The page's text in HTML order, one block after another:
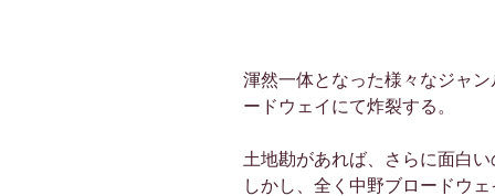
渾然一体となった様々なジャ
ードウェイにて炸裂する。
土地勘があれば、さらに面白
しかし、全く中野ブロードウ